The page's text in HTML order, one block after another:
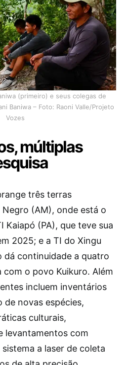
(primeiro) e seus colegas de
Baniwa – Foto: Raoni Valle/Projeto
Vozes
múltiplas
três terras
(AM), onde está o
Kaiapó (PA), que teve sua
2025; e a TI do Xingu
dá continuidade a quatro
com o povo Kuikuro. Além
incluem inventários
de novas espécies,
culturais,
levantamentos com
sistema a laser de coleta